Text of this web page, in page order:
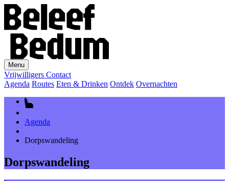
Menu
Vrijwilligers Contact
Agenda Routes Eten & Drinken Ontdek Overnachten
Agenda
Dorpswandeling
Dorpswandeling